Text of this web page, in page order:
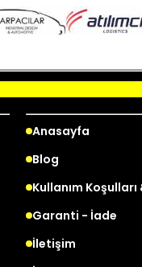
Anasayfa
Blog
Kullanım
Garanti - İade
İletişim